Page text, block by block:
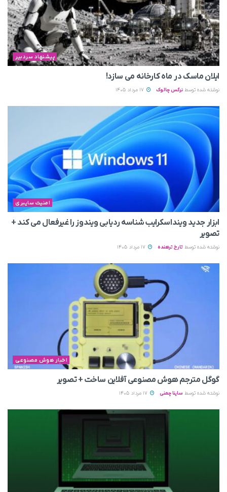
پیشنهاد سردبیر
ایلان ماسک در ماه کارخانه می سازد!
نوشته شده توسط نرگس چالوک
امنیت سایبری
ابزار جدید وینداسکرایب شناسه ردیابی ویندوز را غیرفعال می‌ کند +
تصویر
نوشته شده توسط تارخ ترهنده
اخبار هوش مصنوعی
گوگل مترجم هوش مصنوعی آفلاین ساخت + تصویر
نوشته شده توسط ساینا چمنی